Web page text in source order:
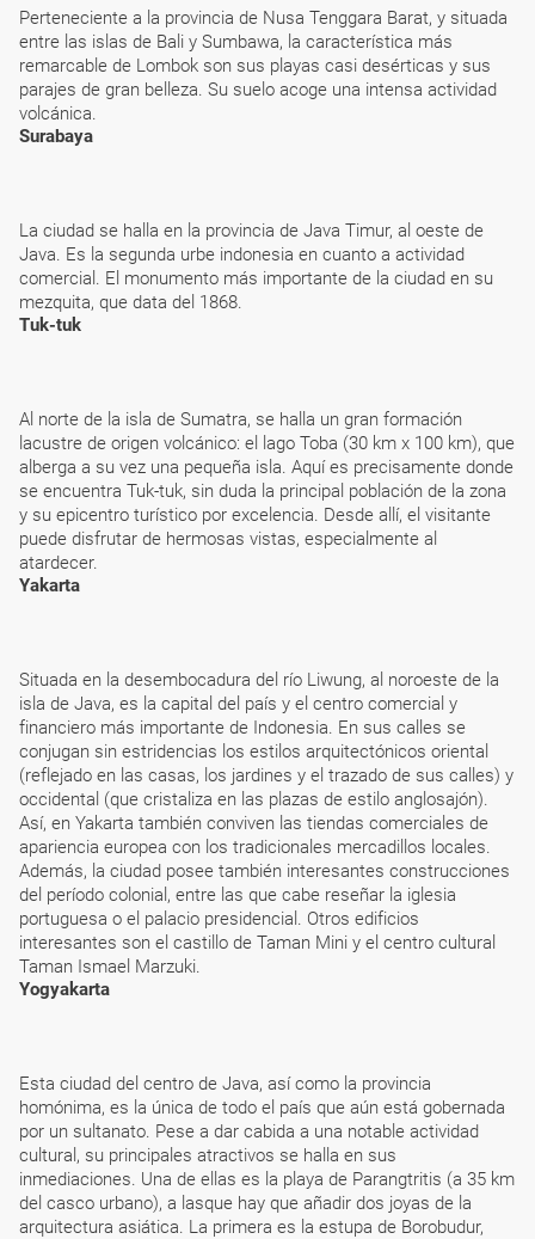
Perteneciente a la provincia de Nusa Tenggara Barat, y situada
entre las islas de Bali y Sumbawa, la característica más
remarcable de Lombok son sus playas casi desérticas y sus
parajes de gran belleza. Su suelo acoge una intensa actividad
volcánica.
Surabaya
La ciudad se halla en la provincia de Java Timur, al oeste de
Java. Es la segunda urbe indonesia en cuanto a actividad
comercial. El monumento más importante de la ciudad en su
mezquita, que data del 1868.
Tuk-tuk
Al norte de la isla de Sumatra, se halla un gran formación
lacustre de origen volcánico: el lago Toba (30 km x 100 km), que
alberga a su vez una pequeña isla. Aquí es precisamente donde
se encuentra Tuk-tuk, sin duda la principal población de la zona
y su epicentro turístico por excelencia. Desde allí, el visitante
puede disfrutar de hermosas vistas, especialmente al
atardecer.
Yakarta
Situada en la desembocadura del río Liwung, al noroeste de la
isla de Java, es la capital del país y el centro comercial y
financiero más importante de Indonesia. En sus calles se
conjugan sin estridencias los estilos arquitectónicos oriental
(reflejado en las casas, los jardines y el trazado de sus calles) y
occidental (que cristaliza en las plazas de estilo anglosajón).
Así, en Yakarta también conviven las tiendas comerciales de
apariencia europea con los tradicionales mercadillos locales.
Además, la ciudad posee también interesantes construcciones
del período colonial, entre las que cabe reseñar la iglesia
portuguesa o el palacio presidencial. Otros edificios
interesantes son el castillo de Taman Mini y el centro cultural
Taman Ismael Marzuki.
Yogyakarta
Esta ciudad del centro de Java, así como la provincia
homónima, es la única de todo el país que aún está gobernada
por un sultanato. Pese a dar cabida a una notable actividad
cultural, su principales atractivos se halla en sus
inmediaciones. Una de ellas es la playa de Parangtritis (a 35 km
del casco urbano), a lasque hay que añadir dos joyas de la
arquitectura asiática. La primera es la estupa de Borobudur,